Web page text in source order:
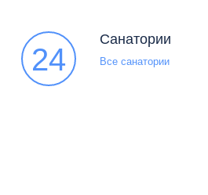
24
Санатории
Все санатории